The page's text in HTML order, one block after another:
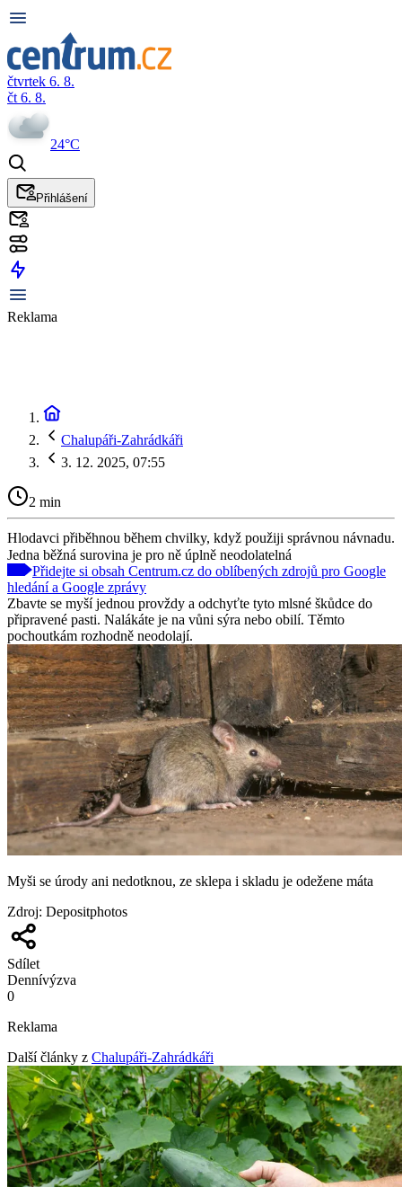
čtvrtek 6. 8.
čt 6. 8.
24°C
Přihlášení
Reklama
Chalupáři-Zahrádkáři
3. 12. 2025, 07:55
2 min
Hlodavci přiběhnou během chvilky, když použiji správnou návnadu.
Jedna běžná surovina je pro ně úplně neodolatelná
Přidejte si obsah Centrum.cz do oblíbených zdrojů pro Google
hledání a Google zprávy
Zbavte se myší jednou provždy a odchyťte tyto mlsné škůdce do
připravené pasti. Nalákáte je na vůni sýra nebo obilí. Těmto
pochoutkám rozhodně neodolají.
Myši se úrody ani nedotknou, ze sklepa i skladu je odežene máta
Zdroj: Depositphotos
Sdílet
Dennívýzva
0
Reklama
Další články z Chalupáři-Zahrádkáři